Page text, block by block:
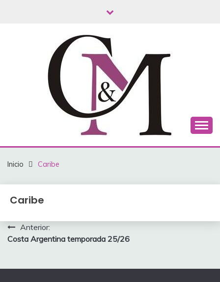
C&M TURISMO
Inicio Caribe
Caribe
Navegación
de
entradas
Anterior:
Costa Argentina temporada 25/26